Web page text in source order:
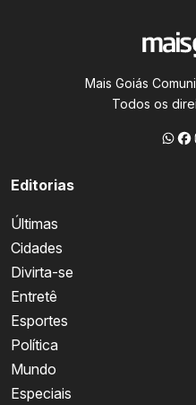
Mais Goiás
Todos os
Editorias
Últimas
Cidades
Divirta-se
Entretê
Esportes
Política
Mundo
Especiais